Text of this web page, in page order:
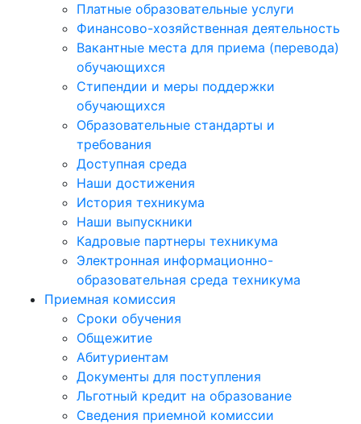
Платные образовательные услуги
Финансово-хозяйственная деятельность
Вакантные места для приема (перевода)
обучающихся
Стипендии и меры поддержки
обучающихся
Образовательные стандарты и
требования
Доступная среда
Наши достижения
История техникума
Наши выпускники
Кадровые партнеры техникума
Электронная информационно-
образовательная среда техникума
Приемная комиссия
Сроки обучения
Общежитие
Абитуриентам
Документы для поступления
Льготный кредит на образование
Сведения приемной комиссии